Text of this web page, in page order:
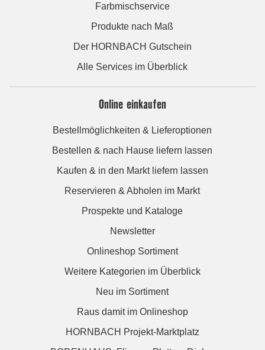
Farbmischservice
Produkte nach Maß
Der HORNBACH Gutschein
Alle Services im Überblick
Online einkaufen
Bestellmöglichkeiten & Lieferoptionen
Bestellen & nach Hause liefern lassen
Kaufen & in den Markt liefern lassen
Reservieren & Abholen im Markt
Prospekte und Kataloge
Newsletter
Onlineshop Sortiment
Weitere Kategorien im Überblick
Neu im Sortiment
Raus damit im Onlineshop
HORNBACH Projekt-Marktplatz